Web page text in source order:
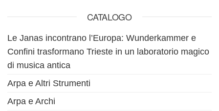
CATALOGO
Le Janas incontrano l’Europa: Wunderkammer e
Confini trasformano Trieste in un laboratorio magico
di musica antica
Arpa e Altri Strumenti
Arpa e Archi